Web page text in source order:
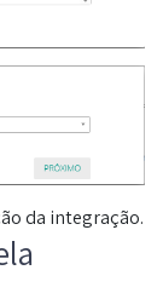
da integração.